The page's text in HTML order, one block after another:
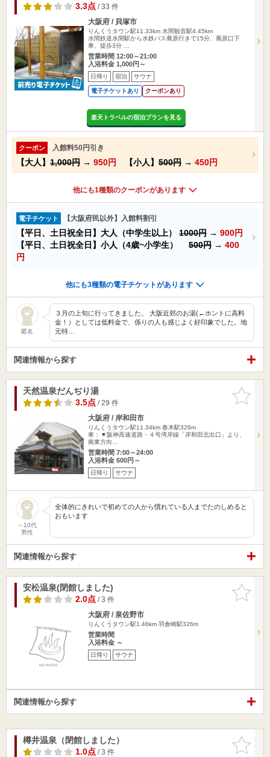
3.3点/ 33 件
大阪府 / 貝塚市
りんくうタウン駅11.33km 水間観音駅4.45km
水間鉄道水間駅から水鉄バス蕎原行きで15分、蕎原口下
車、徒歩3分 …
営業時間 12:00～21:00
入浴料金 1,000円～
日帰り 宿泊 サウナ
電子チケットあり クーポンあり
楽天トラベルの宿泊プランを見る
クーポン 入館料50円引き
【大人】 1,000円 → 950円 【小人】 500円 → 450円
他にも1種類のクーポンがあります
電子チケット 【大阪府民以外】入館料割引
【平日、土日祝全日】大人（中学生以上） 1000円 → 900円
【平日、土日祝全日】小人（4歳~小学生） 500円 → 400
円
他にも3種類の電子チケットがあります
匿名
３月の上旬に行ってきました。 大阪近郊のお湯(←ホントに高料
金！）としては低料金で、係りの人も感じよく好印象でした。地
元特…
関連情報から探す
お気に入
りに追加
天然温泉だんぢり湯
3.5点/ 29 件
大阪府 / 岸和田市
りんくうタウン駅11.34km 春木駅326m
車： ◾️ 阪神高速道路・４号湾岸線「岸和田北出口」より、
南東方向…
営業時間 7:00～24:00
入浴料金 600円～
日帰り サウナ
～10代
男性
全体的にきれいで初めての人から慣れている人までたのしめると
おもいます
関連情報から探す
お気に入
りに追加
安松温泉(閉館しました)
2.0点/ 3 件
大阪府 / 泉佐野市
りんくうタウン駅1.46km 羽倉崎駅326m
営業時間
入浴料金 ～
日帰り サウナ
関連情報から探す
お気に入
りに追加
樽井温泉（閉館しました）
1.0点/ 3 件